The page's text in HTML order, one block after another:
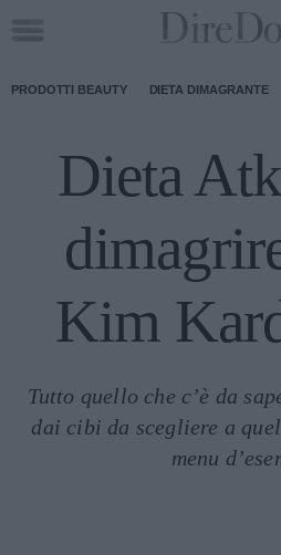
PRODOTTI BEAUTY DIETA DIMAGRANTE
Dieta
Kim
Tutto quello che c’è da
dai cibi da scegliere a
menu